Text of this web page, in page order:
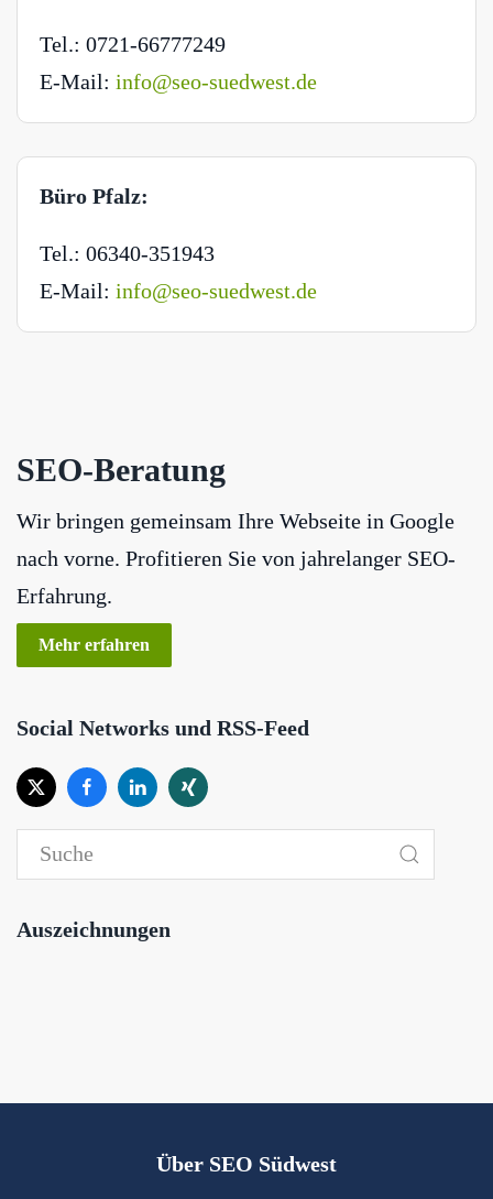
Tel.: 0721-66777249
E-Mail: info@seo-suedwest.de
Büro Pfalz:
Tel.: 06340-351943
E-Mail: info@seo-suedwest.de
SEO-Beratung
Wir bringen gemeinsam Ihre Webseite in Google
nach vorne. Profitieren Sie von jahrelanger SEO-
Erfahrung.
Mehr erfahren
Social Networks und RSS-Feed
Auszeichnungen
Über SEO Südwest